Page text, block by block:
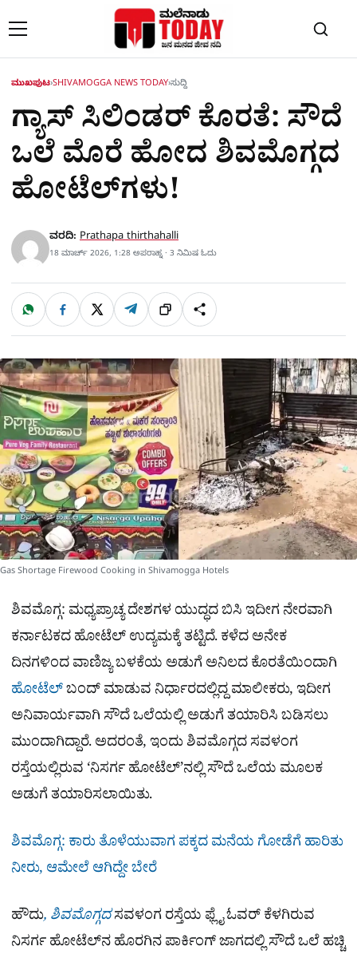
ಮುಖಪುಟ›SHIVAMOGGA NEWS TODAY›ಸುದ್ದಿ
ಗ್ಯಾಸ್ ಸಿಲಿಂಡರ್ ಕೊರತೆ: ಸೌದೆ
ಒಲೆ ಮೊರೆ ಹೋದ ಶಿವಮೊಗ್ಗದ
ಹೋಟೆಲ್‌ಗಳು!
ವರದಿ: Prathapa thirthahalli
18 ಮಾರ್ಚ್ 2026, 1:28 ಅಪರಾಹ್ನ · 3 ನಿಮಿಷ ಓದು
ಹಂಚಿಕೊಳ್ಳಿ
W
a
t
p
p
F
c
e
o
k
X T
l
e
a
m
ಲಿಂ
ಕ್
S
h
a
r
e
Gas Shortage Firewood Cooking in Shivamogga Hotels
ಶಿವಮೊಗ್ಗ: ಮಧ್ಯಪ್ರಾಚ್ಯ ದೇಶಗಳ ಯುದ್ಧದ ಬಿಸಿ ಇದೀಗ ನೇರವಾಗಿ
ಕರ್ನಾಟಕದ ಹೋಟೆಲ್ ಉದ್ಯಮಕ್ಕೆ ತಟ್ಟಿದೆ. ಕಳೆದ ಅನೇಕ
ದಿನಗಳಿಂದ ವಾಣಿಜ್ಯ ಬಳಕೆಯ ಅಡುಗೆ ಅನಿಲದ ಕೊರತೆಯಿಂದಾಗಿ
ಹೋಟೆಲ್ಬಂದ್ ಮಾಡುವ ನಿರ್ಧಾರದಲ್ಲಿದ್ದ ಮಾಲೀಕರು, ಇದೀಗ
ಅನಿವಾರ್ಯವಾಗಿ ಸೌದೆ ಒಲೆಯಲ್ಲಿ ಅಡುಗೆ ತಯಾರಿಸಿ ಬಡಿಸಲು
ಮುಂದಾಗಿದ್ದಾರೆ. ಅದರಂತೆ, ಇಂದು ಶಿವಮೊಗ್ಗದ ಸವಳಂಗ
ರಸ್ತೆಯಲ್ಲಿರುವ ‘ನಿಸರ್ಗ ಹೋಟೆಲ್’ನಲ್ಲಿ ಸೌದೆ ಒಲೆಯ ಮೂಲಕ
ಅಡುಗೆ ತಯಾರಿಸಲಾಯಿತು.
ಶಿವಮೊಗ್ಗ: ಕಾರು ತೊಳೆಯುವಾಗ ಪಕ್ಕದ ಮನೆಯ ಗೋಡೆಗೆ ಹಾರಿತು
ನೀರು, ಆಮೇಲೆ ಆಗಿದ್ದೇ ಬೇರೆ
ಹೌದು, ಶಿವಮೊಗ್ಗದಸವಳಂಗ ರಸ್ತೆಯ ಫ್ಲೈ ಓವರ್ ಕೆಳಗಿರುವ
ನಿಸರ್ಗ ಹೋಟೆಲ್‌ನ ಹೊರಗಿನ ಪಾರ್ಕಿಂಗ್ ಜಾಗದಲ್ಲಿ ಸೌದೆ ಒಲೆ ಹಚ್ಚಿ